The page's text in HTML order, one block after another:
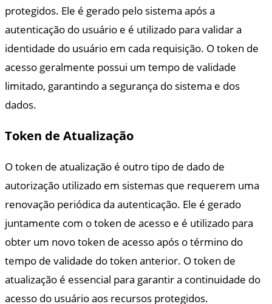
protegidos. Ele é gerado pelo sistema após a
autenticação do usuário e é utilizado para validar a
identidade do usuário em cada requisição. O token de
acesso geralmente possui um tempo de validade
limitado, garantindo a segurança do sistema e dos
dados.
Token de Atualização
O token de atualização é outro tipo de dado de
autorização utilizado em sistemas que requerem uma
renovação periódica da autenticação. Ele é gerado
juntamente com o token de acesso e é utilizado para
obter um novo token de acesso após o término do
tempo de validade do token anterior. O token de
atualização é essencial para garantir a continuidade do
acesso do usuário aos recursos protegidos.